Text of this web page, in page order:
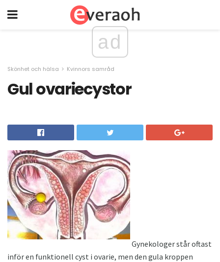
ad
Skönhet och hälsa Kvinnors samråd
Gul ovariecystor
Gynekologer står oftast
inför en funktionell cyst i ovarie, men den gula kroppen